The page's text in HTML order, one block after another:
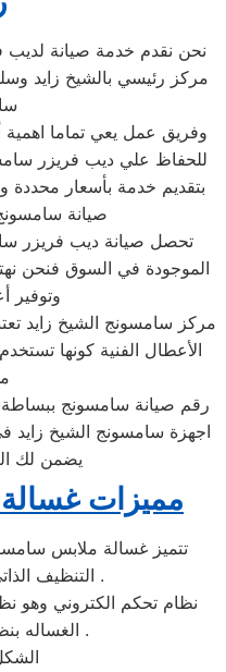
نحن نقدم خدمة صيانة
مركز رئيسي بالشيخ زايد
وفريق عمل يعي تماما
للحفاظ علي ديب فريزر
بتقديم خدمة بأسعار محددة
صيانة
تحصل صيانة ديب فريزر
الموجودة في السوق فنحن
وتوفير
مركز سامسونج الشيخ زايد
الأعطال الفنية كونها
رقم صيانة سامسونج ببساطة
اجهزة سامسونج الشيخ زايد
يضمن لك
مميزات
تتميز غسالة ملابس
التنظيف الذاتي للحله بعد الغسيل .
نظام تحكم الكتروني وهو
الغساله بنظام الكتروني ذكي .